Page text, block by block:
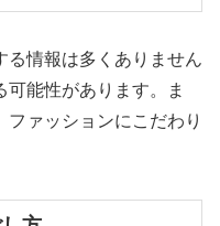
る情報は多くありません
能性があります。ま
ァッションにこだわり